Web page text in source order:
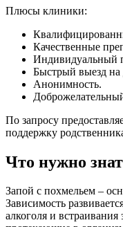
Плюсы клиники:
Качественные
Индивидуальный
Быстрый выезд на
Анонимность.
По запросу
поддержку
Что нужно
Запой с похмельем –
Зависимость
алкоголя и встраивания